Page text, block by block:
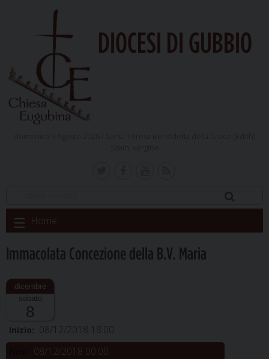
DIOCESI DI GUBBIO
Skip
to
Home
Immacolata Concezione della B.V. Maria
sabato
8
Inizio: 08/12/2018 18:00
08/12/2018 00:00